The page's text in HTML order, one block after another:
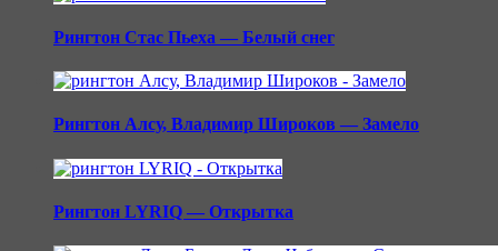
Рингтон Стас Пьеха — Белый снег
Рингтон Алсу, Владимир Широков — Замело
Рингтон LYRIQ — Открытка